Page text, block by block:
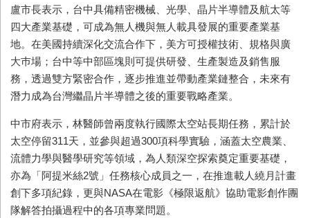
盧市長表示，台中具備精密機械、光學、晶片半導體及航太等
四大產業基礎，可成為無人機與無人載具發展的重要產業基
地。在美國持續深化交流合作下，美方可授權技術、規格與廣
大巿場；台中等中部區塊則可提供研發、生產製造及銷售服
務，透過雙方緊密合作，逐步推進並帶動產業鏈整合，未來有
潛力成為台灣繼晶片半導體之後的重要戰略產業。
中市府表示，林醫師曾兩度執行國際太空站長期任務，累計於
太空停留311天，並參與超過300項科學實驗，涵蓋太空農業、
流體力學與醫學研究等領域，為人類深空探索奠定重要基礎，
亦為「阿提米絲2號」任務核心成員之一，在推進載人繞月計畫
創下多項紀錄，更與NASA在電影《極限返航》協助電影創作團
隊解答拍攝過程中的各項專業問題。